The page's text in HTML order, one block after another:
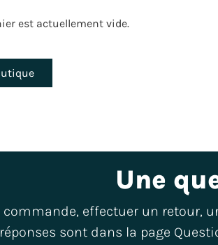
est actuellement vide.
Une
effectuer un retour,
réponses sont dans la page